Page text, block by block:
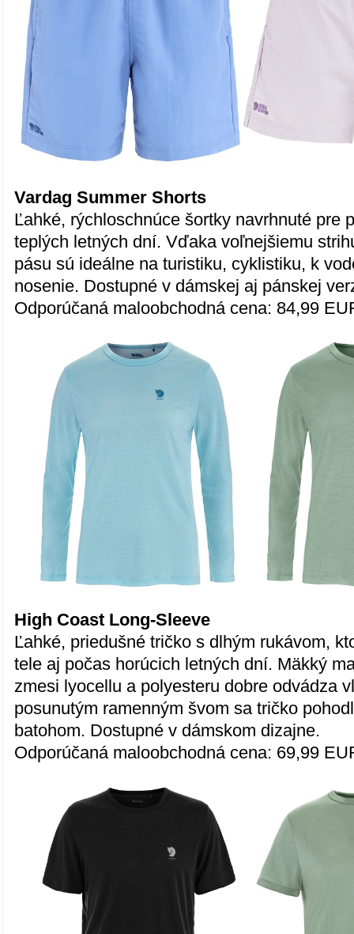
Vardag Summer Shorts
Ľahké, rýchloschnúce šortky navrhnuté pre
teplých letných dní. Vďaka voľnejšiemu
pásu sú ideálne na turistiku, cyklistiku, k
nosenie. Dostupné v dámskej aj pánskej
Odporúčaná maloobchodná cena: 84,99
High Coast Long-Sleeve
Ľahké, priedušné tričko s dlhým rukávom,
tele aj počas horúcich letných dní. Mäkký
zmesi lyocellu a polyesteru dobre odvádza
posunutým ramenným švom sa tričko
batohom. Dostupné v dámskom dizajne.
Odporúčaná maloobchodná cena: 69,99